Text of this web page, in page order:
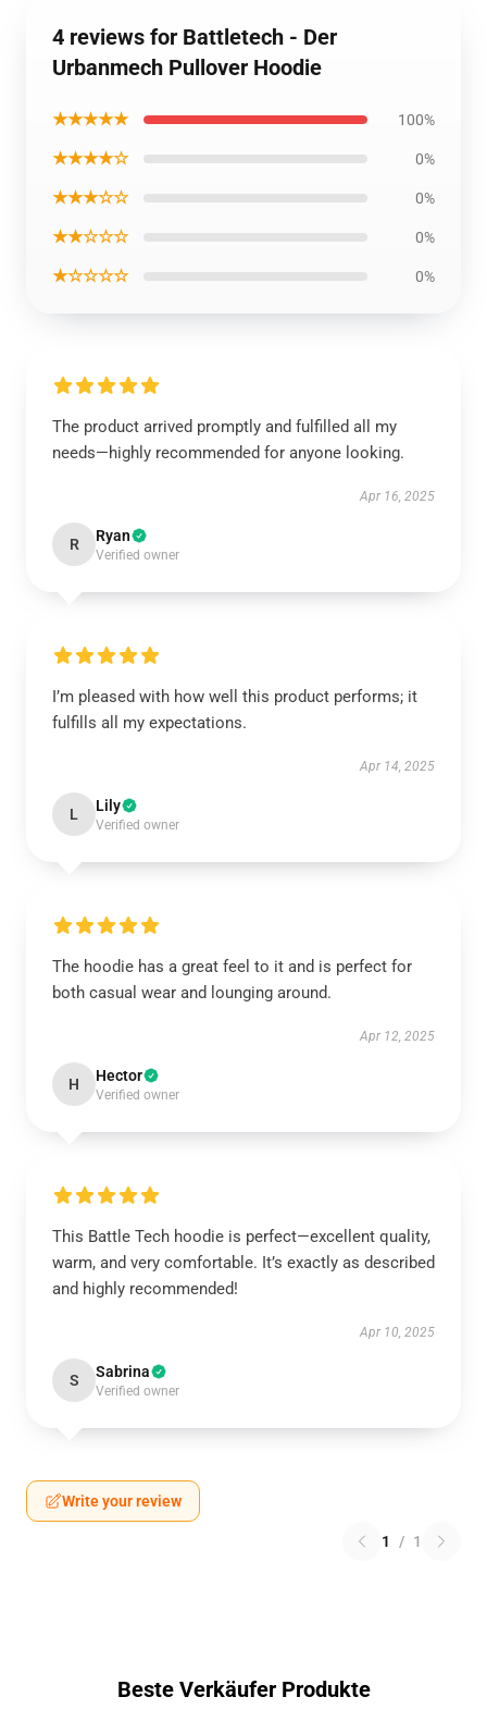
4 reviews for Battletech - Der
Urbanmech Pullover Hoodie
★★★★★ 100%
★★★★☆ 0%
★★★☆☆ 0%
★★☆☆☆ 0%
★☆☆☆☆ 0%
The product arrived promptly and fulfilled all my
needs—highly recommended for anyone looking.
Apr 16, 2025
R Ryan
Verified owner
I’m pleased with how well this product performs; it
fulfills all my expectations.
Apr 14, 2025
L Lily
Verified owner
The hoodie has a great feel to it and is perfect for
both casual wear and lounging around.
Apr 12, 2025
H Hector
Verified owner
This Battle Tech hoodie is perfect—excellent quality,
warm, and very comfortable. It’s exactly as described
and highly recommended!
Apr 10, 2025
S Sabrina
Verified owner
Write your review
1 / 1
Beste Verkäufer Produkte